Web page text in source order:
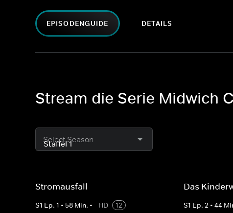
EPISODENGUIDE DETAILS
Stream die Serie Midwich
Select Season
Stromausfall
S1 Ep. 1 • 58 Min. • HD
12
Das
S1 Ep.2 •44